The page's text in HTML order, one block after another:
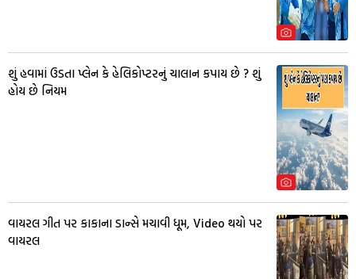
શું હવામાં ઉડતા પ્લેન કે હેલિકોપ્ટરનું ચાલાન કપાય છે ? શું
હોય છે નિયમ
વાયરલ ગીત પર કાકાના ડાન્સે મચાવી ધૂમ, Video થયો પર
વાયરલ